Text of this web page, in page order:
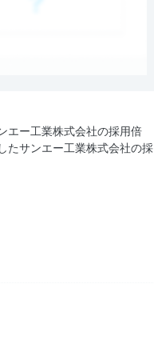
エー工業株式会社の採用倍
たサンエー工業株式会社の採